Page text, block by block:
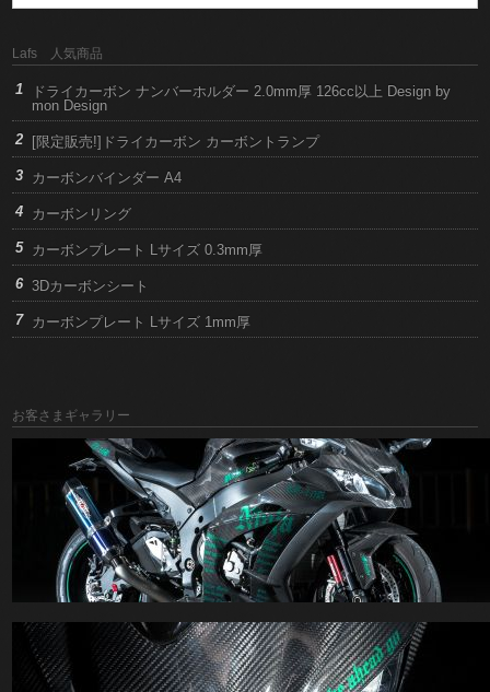
Lafs 人気商品
ドライカーボン ナンバーホルダー 2.0mm厚 126cc以上 Design by
mon Design
[限定販売!]ドライカーボン カーボントランプ
カーボンバインダー A4
カーボンリング
カーボンプレート Lサイズ 0.3mm厚
3Dカーボンシート
カーボンプレート Lサイズ 1mm厚
お客さまギャラリー